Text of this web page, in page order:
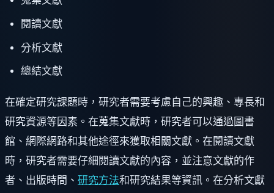
閱讀文獻
分析文獻
總結文獻
在確定研究課題時，研究者需要考慮自己的興趣、專長和
研究資源等因素。在蒐集文獻時，研究者可以通過圖書
館、網際網路和其他途徑來獲取相關文獻。在閱讀文獻
時，研究者需要仔細閱讀文獻的內容，並注意文獻的作
者、出版時間、 研究方法和研究結果等資訊。在分析文獻